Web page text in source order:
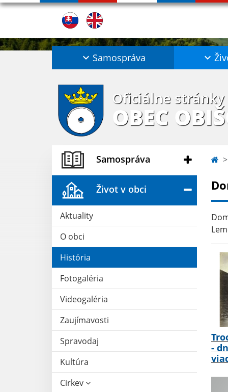
Samospráva
Oficiálne stránky
OBEC
Samospráva
Život v obci
Aktuality
O obci
História
Fotogaléria
Videogaléria
Zaujímavosti
Spravodaj
Kultúra
Cirkev
-